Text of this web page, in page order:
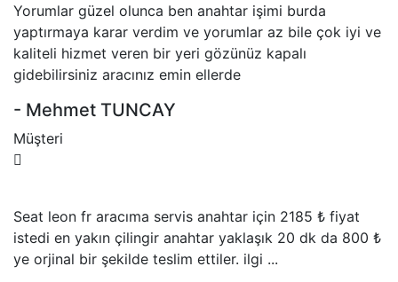
Yorumlar güzel olunca ben anahtar işimi burda
yaptırmaya karar verdim ve yorumlar az bile çok iyi ve
kaliteli hizmet veren bir yeri gözünüz kapalı
gidebilirsiniz aracınız emin ellerde
- Mehmet TUNCAY
Müşteri
Seat leon fr aracıma servis anahtar için 2185 ₺ fiyat
istedi en yakın çilingir anahtar yaklaşık 20 dk da 800 ₺
ye orjinal bir şekilde teslim ettiler. ilgi ...